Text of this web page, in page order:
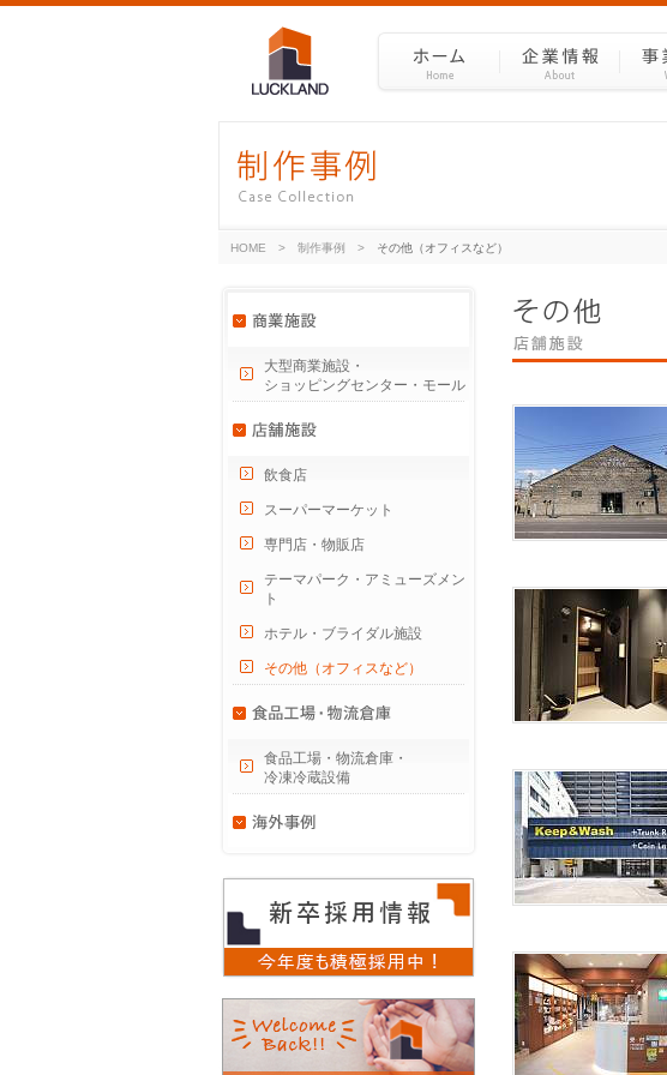
HOME > 制作事例 > その他（オフィスなど）
大型商業施設・
ショッピングセンター・モール
飲食店
スーパーマーケット
専門店・物販店
テーマパーク・アミューズメン
ト
ホテル・ブライダル施設
その他（オフィスなど）
食品工場・物流倉庫・
冷凍冷蔵設備